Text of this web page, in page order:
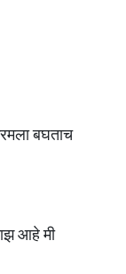
बघताच
आहे मी